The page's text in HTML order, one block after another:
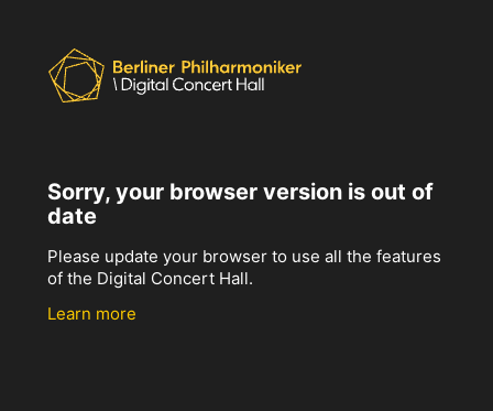
Sorry, your browser version is out of
date
Please update your browser to use all the features
of the Digital Concert Hall.
Learn more